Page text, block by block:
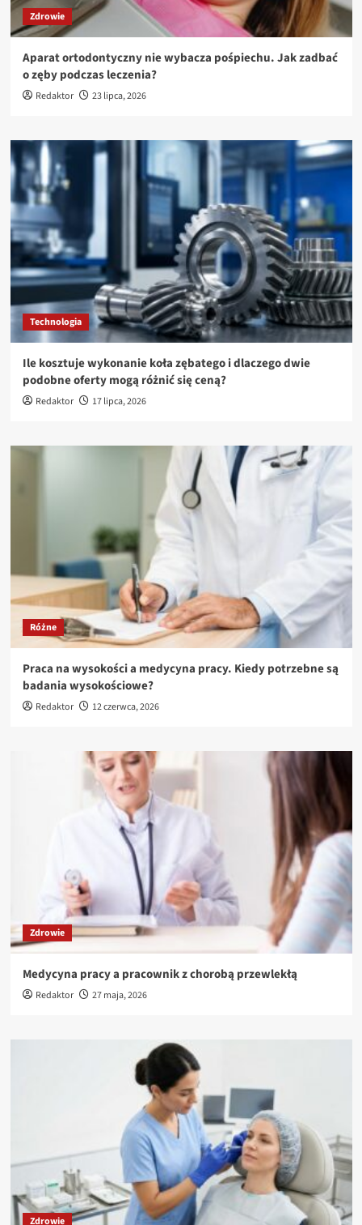
Zdrowie
Aparat ortodontyczny nie wybacza pośpiechu. Jak zadbać
o zęby podczas leczenia?
Redaktor 23 lipca, 2026
Technologia
Ile kosztuje wykonanie koła zębatego i dlaczego dwie
podobne oferty mogą różnić się ceną?
Redaktor 17 lipca, 2026
Różne
Praca na wysokości a medycyna pracy. Kiedy potrzebne są
badania wysokościowe?
Redaktor 12 czerwca, 2026
Zdrowie
Medycyna pracy a pracownik z chorobą przewlekłą
Redaktor 27 maja, 2026
Zdrowie